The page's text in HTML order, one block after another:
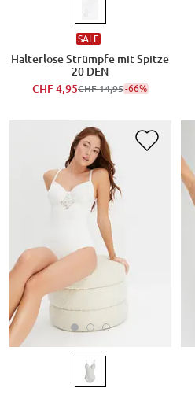
SALE
Halterlose Strümpfe mit Spitze
20 DEN
CHF 4,95CHF 14,95-66%